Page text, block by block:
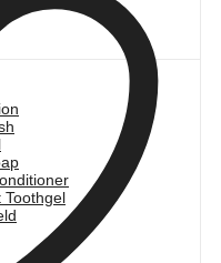
Toothgel